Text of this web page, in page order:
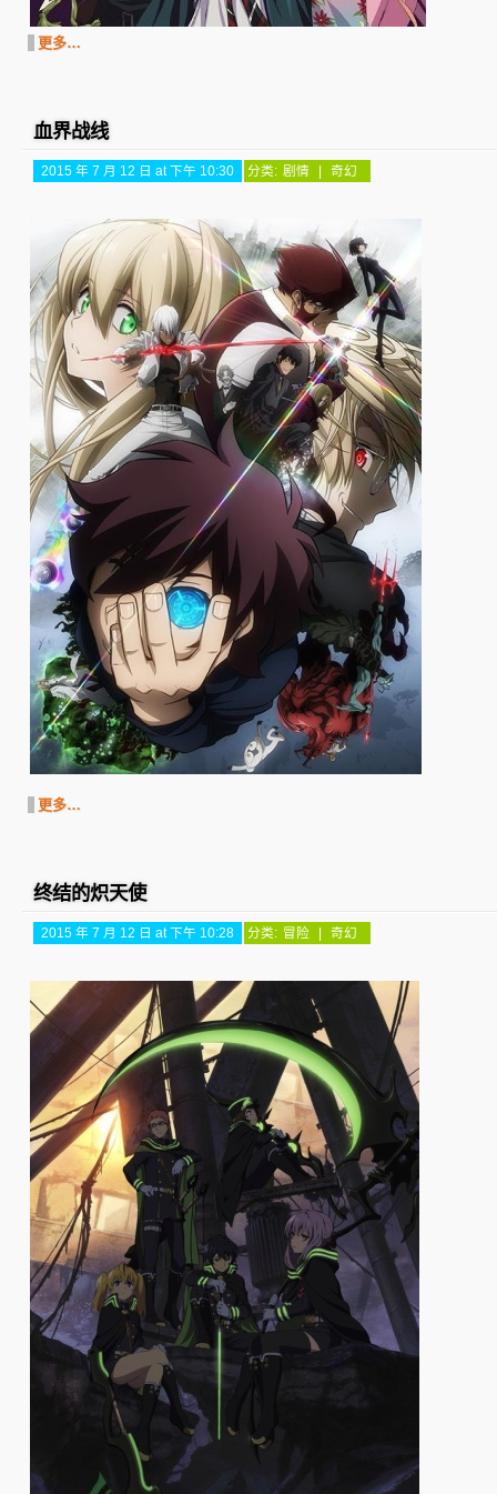
更多…
血界战线
2015 年 7 月 12 日 at 下午 10:30 分类: 剧情 | 奇幻
更多…
终结的炽天使
2015 年 7 月 12 日 at 下午 10:28 分类: 冒险 | 奇幻